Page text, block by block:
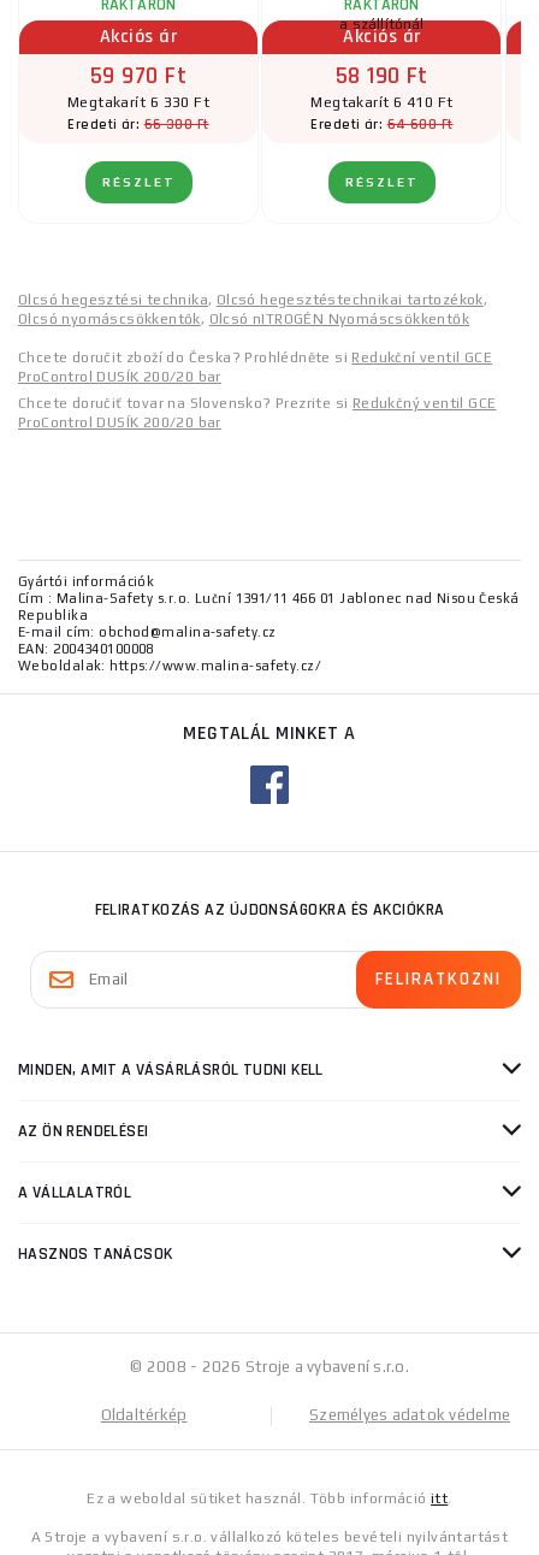
RAKTÁRON
Akciós ár
59 970 Ft
Megtakarít 6 330 Ft
Eredeti ár:66 300 Ft
RÉSZLET
RAKTÁRON
a szállítónál
Akciós ár
58 190 Ft
Megtakarít 6 410 Ft
Eredeti ár:64 600 Ft
RÉSZLET
Olcsó hegesztési technika, Olcsó hegesztéstechnikai tartozékok,
Olcsó nyomáscsökkentők, Olcsó nITROGÉN Nyomáscsökkentők
Chcete doručit zboží do Česka? Prohlédněte si Redukční ventil GCE
ProControl DUSÍK 200/20 bar
Chcete doručiť tovar na Slovensko? Prezrite si Redukčný ventil GCE
ProControl DUSÍK 200/20 bar
Gyártói információk
Cím : Malina-Safety s.r.o. Luční 1391/11 466 01 Jablonec nad Nisou Česká
Republika
E-mail cím: obchod@malina-safety.cz
EAN: 2004340100008
Weboldalak: https://www.malina-safety.cz/
MEGTALÁL MINKET A
FELIRATKOZÁS AZ ÚJDONSÁGOKRA ÉS AKCIÓKRA
MINDEN, AMIT A VÁSÁRLÁSRÓL TUDNI KELL
AZ ÖN RENDELÉSEI
A VÁLLALATRÓL
HASZNOS TANÁCSOK
© 2008 - 2026 Stroje a vybavení s.r.o.
Oldaltérkép Személyes adatok védelme
Ez a weboldal sütiket használ. Több információitt.
A Stroje a vybavení s.r.o. vállalkozó köteles bevételi nyilvántartást